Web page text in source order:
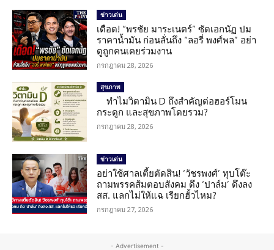
ข่าวเด่น
เดือด! “พรชัย มาระเนตร์” ซัดเอกนัฏ ปม
ราคาน้ำมัน ก่อนลั่นถึง “ลอรี่ พงศ์พล” อย่า
ดูถูกคนเคยร่วมงาน
กรกฎาคม 28, 2026
สุขภาพ
ทำไมวิตามิน D ถึงสำคัญต่อฮอร์โมน
กระดูก และสุขภาพโดยรวม?
กรกฎาคม 28, 2026
ข่าวเด่น
อย่าใช้ศาลเตี้ยตัดสิน! ‘วัชรพงศ์’ ทุบโต๊ะ
ถามพรรคส้มตอบสังคม ดึง ‘ปาล์ม’ ดึงลง
สส. แลกไม่ให้แฉ เรียกฮั้วไหม?
กรกฎาคม 27, 2026
- Advertisement -